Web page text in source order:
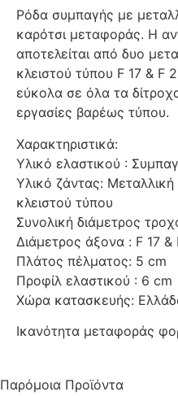
Ρόδα συμπαγής με
καρότσι μεταφοράς. Η
αποτελείται από δυο
κλειστού τύπου F 17 & F
εύκολα σε όλα τα
εργασίες βαρέως τύπου.
Χαρακτηριστικά:
Υλικό ελαστικού :
Υλικό ζάντας:
κλειστού τύπου
Συνολική διάμετρος
Διάμετρος άξονα : F 17 &
Πλάτος πέλματος: 5 cm
Προφίλ ελαστικού : 6 cm
Χώρα κατασκευής:
Ικανότητα μεταφοράς
Παρόμοια Προϊόντα